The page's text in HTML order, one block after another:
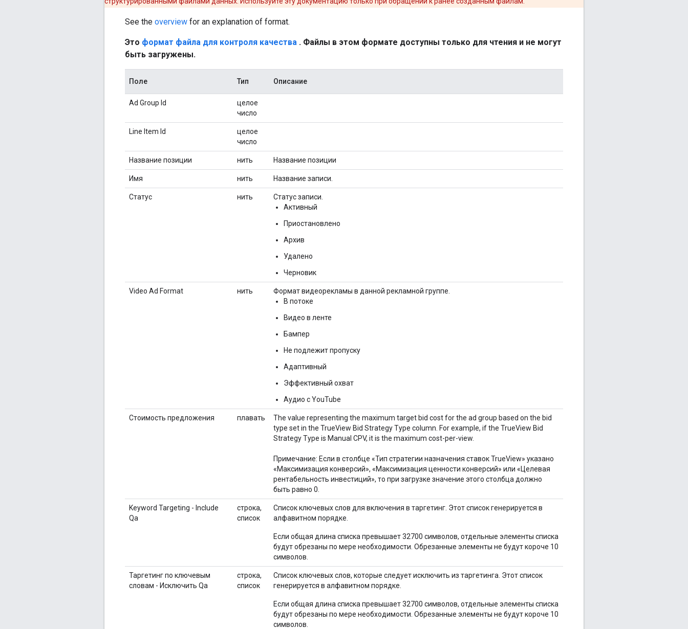
See the overview for an explanation of format.
Это формат файла для контроля качества . Файлы в этом формате доступны только для чтения и не могут
быть загружены.
Поле Тип Описание
Ad Group Id
целое
число
Line Item Id
целое
число
Название позиции нить Название позиции
Имя нить Название записи.
Статус нить
Статус записи.
Активный
Приостановлено
Архив
Удалено
Черновик
Video Ad Format нить
Формат видеорекламы в данной рекламной группе.
В потоке
Видео в ленте
Бампер
Не подлежит пропуску
Адаптивный
Эффективный охват
Аудио с YouTube
Стоимость предложения плавать
The value representing the maximum target bid cost for the ad group based on the bid
type set in the TrueView Bid Strategy Type column. For example, if the TrueView Bid
Strategy Type is Manual CPV, it is the maximum cost-per-view.
Примечание: Если в столбце «Тип стратегии назначения ставок TrueView» указано
«Максимизация конверсий», «Максимизация ценности конверсий» или «Целевая
рентабельность инвестиций», то при загрузке значение этого столбца должно
быть равно 0.
Keyword Targeting - Include
Qa
строка,
список
Список ключевых слов для включения в таргетинг. Этот список генерируется в
алфавитном порядке.
Если общая длина списка превышает 32700 символов, отдельные элементы списка
будут обрезаны по мере необходимости. Обрезанные элементы не будут короче 10
символов.
Таргетинг по ключевым
словам - Исключить Qa
строка,
список
Список ключевых слов, которые следует исключить из таргетинга. Этот список
генерируется в алфавитном порядке.
Если общая длина списка превышает 32700 символов, отдельные элементы списка
будут обрезаны по мере необходимости. Обрезанные элементы не будут короче 10
символов.